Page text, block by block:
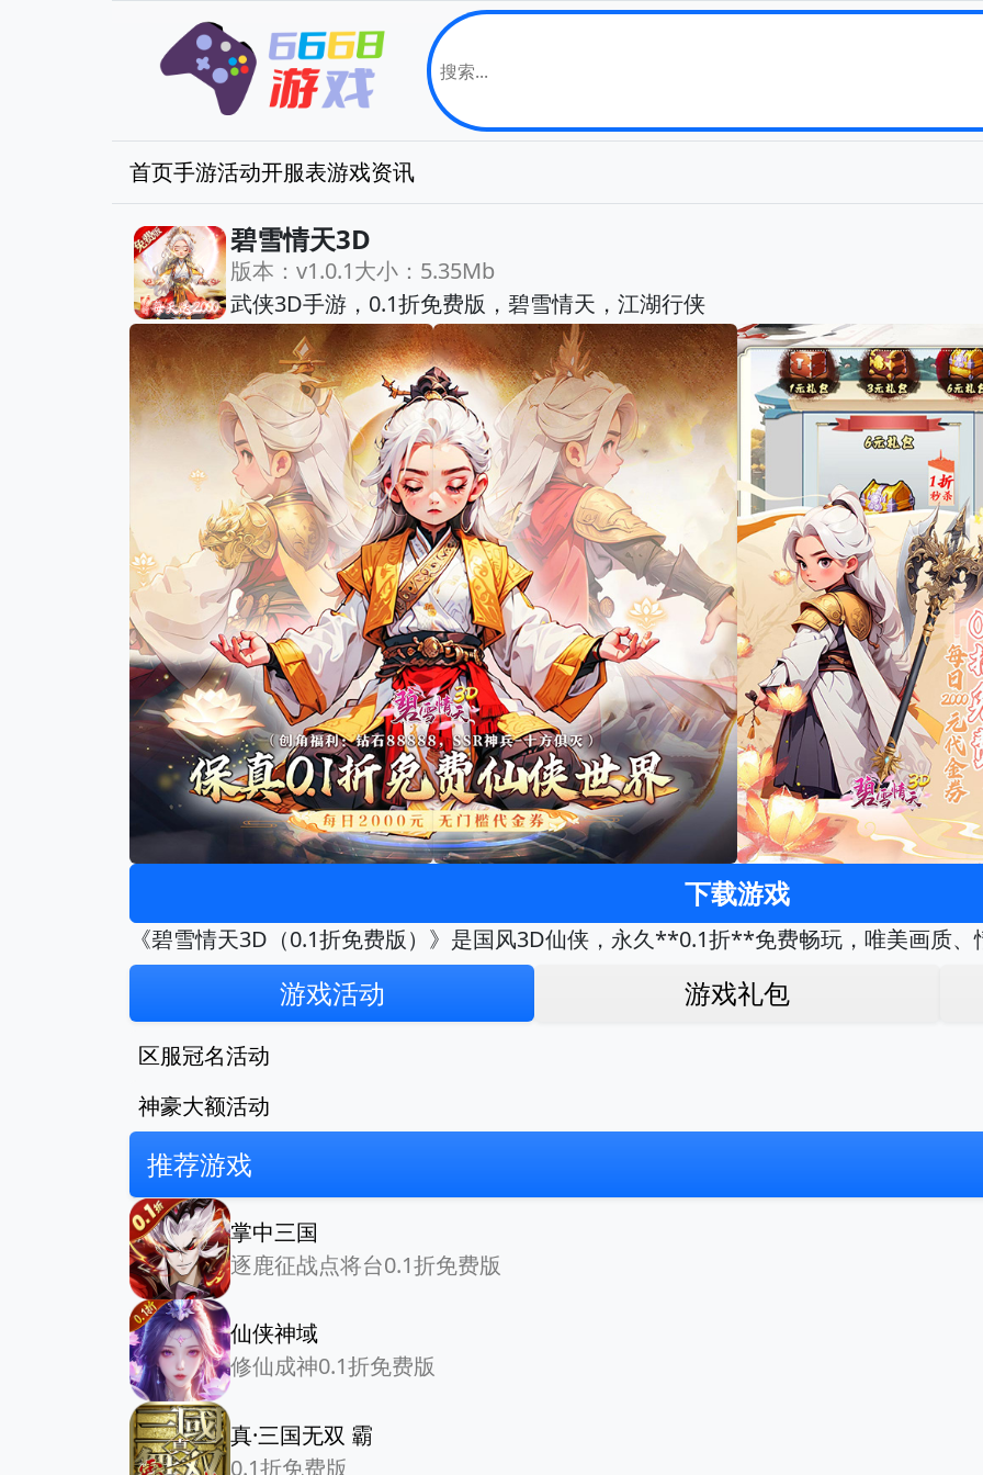
首页手游活动开服表游戏资讯
碧雪情天3D
版本：v1.0.1大小：5.35Mb
武侠3D手游，0.1折免费版，碧雪情天，江湖行侠
下载游戏
《碧雪情天3D（0.1折免费版）》是国风3D仙侠，永久**0.1折**免费畅玩，唯美画质
游戏活动 游戏礼包
区服冠名活动
神豪大额活动
推荐游戏
掌中三国
逐鹿征战点将台0.1折免费版
仙侠神域
修仙成神0.1折免费版
真·三国无双 霸
0.1折免费版